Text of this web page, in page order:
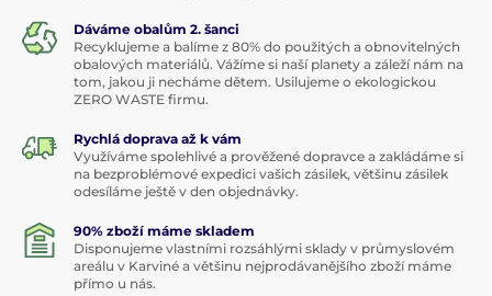
Dáváme obalům 2. šanci
Recyklujeme a balíme z 80% do použitých a obnovitelných
obalových materiálů. Vážíme si naší planety a záleží nám na
tom, jakou ji necháme dětem. Usilujeme o ekologickou
ZERO WASTE firmu.
Rychlá doprava až k vám
Využíváme spolehlivé a prověžené dopravce a zakládáme si
na bezproblémové expedici vašich zásilek, většinu zásilek
odesíláme ještě v den objednávky.
90% zboží máme skladem
Disponujeme vlastními rozsáhlými sklady v průmyslovém
areálu v Karviné a většinu nejprodávanějšího zboží máme
přímo u nás.